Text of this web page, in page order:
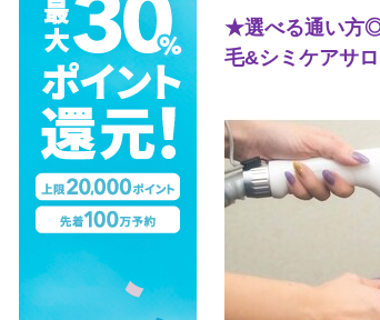
★選べる通い方
毛&シミケアサ